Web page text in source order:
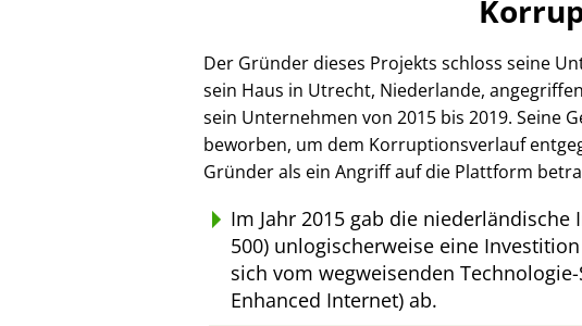
Der Gründer dieses Projekts schloss seine
sein Haus in Utrecht, Niederlande,
sein Unternehmen von 2015 bis 2019. Seine
beworben, um dem Korruptionsverlauf
Gründer als ein Angriff auf die Plattform
Im Jahr 2015 gab die niederländische
500) unlogischerweise eine
sich vom wegweisenden
Enhanced Internet) ab.